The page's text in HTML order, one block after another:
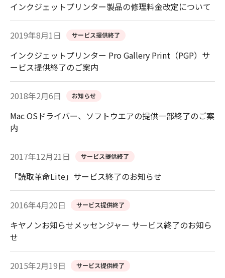
インクジェットプリンター製品の修理料金改定について
2019年8月1日 サービス提供終了
インクジェットプリンター Pro Gallery Print（PGP）サ
ービス提供終了のご案内
2018年2月6日 お知らせ
Mac OSドライバー、ソフトウエアの提供一部終了のご案
内
2017年12月21日 サービス提供終了
「読取革命Lite」サービス終了のお知らせ
2016年4月20日 サービス提供終了
キヤノンお知らせメッセンジャー サービス終了のお知ら
せ
2015年2月19日 サービス提供終了